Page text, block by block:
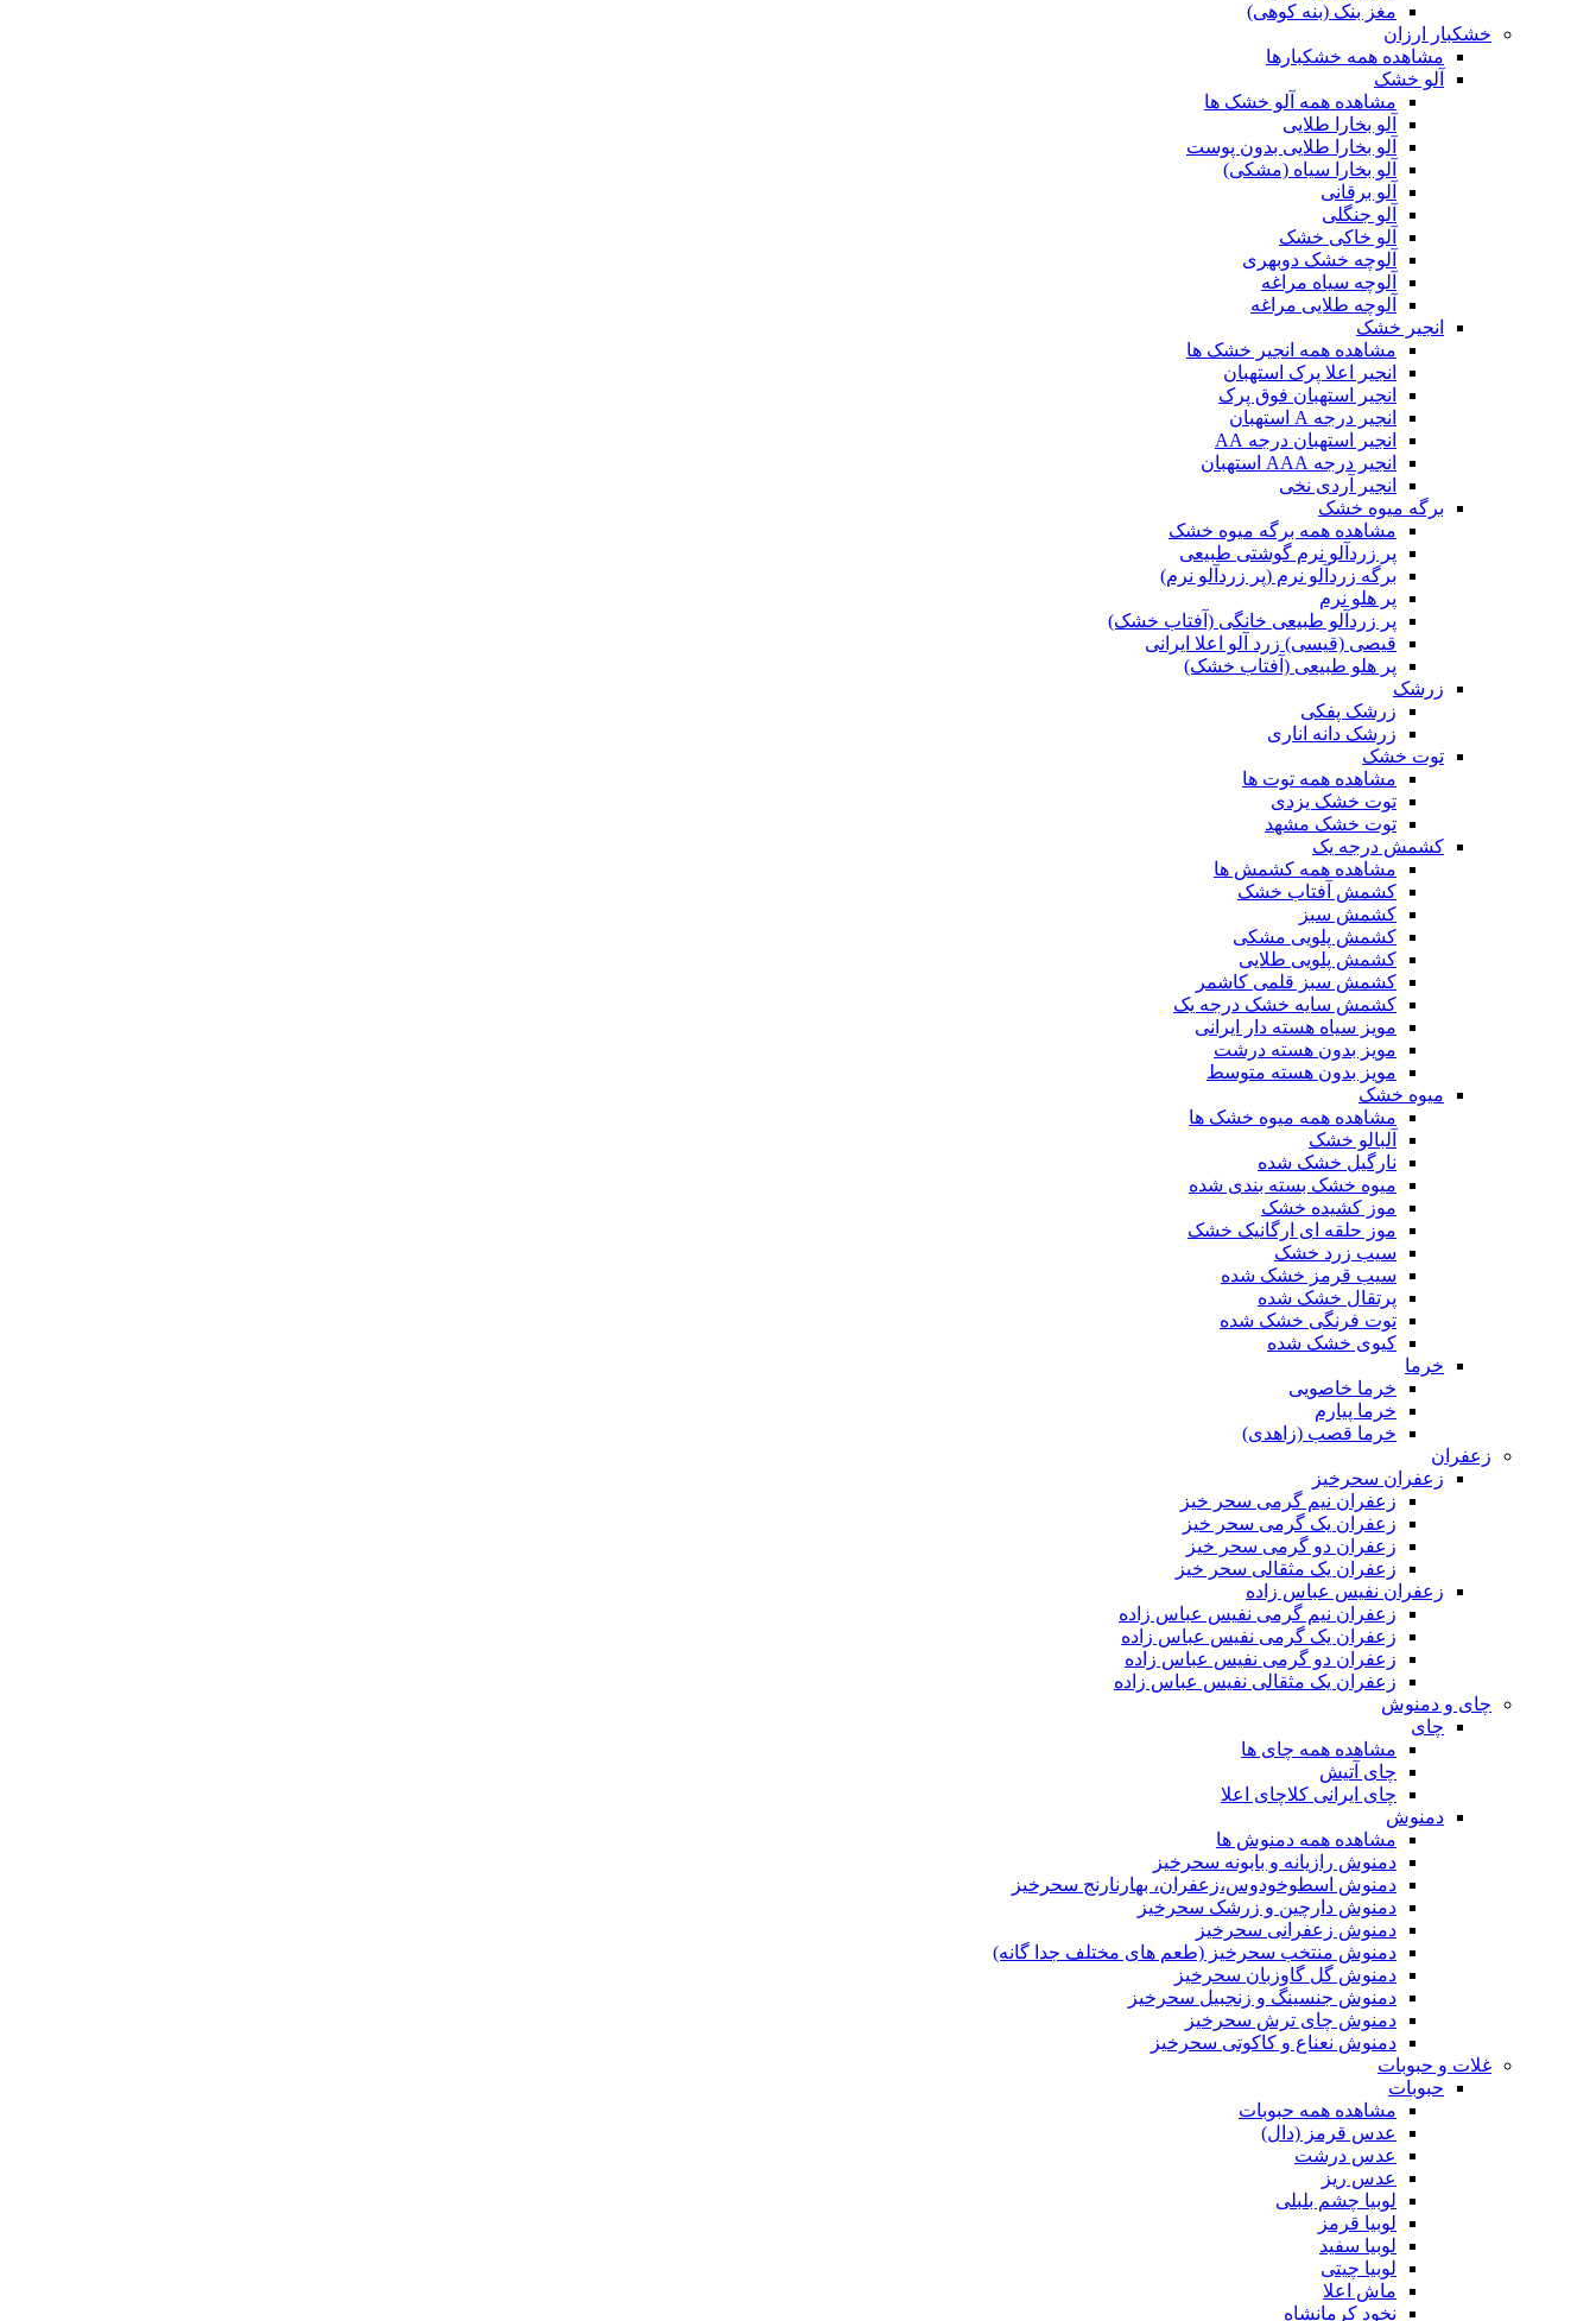
مغز بنک (بنه کوهی)
خشکبار ارزان
مشاهده همه خشکبارها
آلو خشک
مشاهده همه آلو خشک ها
آلو بخارا طلایی
آلو بخارا طلایی بدون پوست
آلو بخارا سیاه (مشکی)
آلو برقانی
آلو جنگلی
آلو خاکی خشک
آلوچه خشک دوبهری
آلوچه سیاه مراغه
آلوچه طلایی مراغه
انجیر خشک
مشاهده همه انجیر خشک ها
انجیر اعلا پرک استهبان
انجیر استهبان فوق پرک
انجیر درجه A استهبان
انجیر استهبان درجه AA
انجیر درجه AAA استهبان
انجیر آردی نخی
برگه میوه خشک
مشاهده همه برگه میوه خشک
پر زردآلو نرم گوشتی طبیعی
برگه زردآلو نرم (پر زردآلو نرم)
پر هلو نرم
پر زردآلو طبیعی خانگی (آفتاب خشک)
قیصی (قیسی) زرد آلو اعلا ایرانی
پر هلو طبیعی (آفتاب خشک)
زرشک
زرشک پفکی
زرشک دانه اناری
توت خشک
مشاهده همه توت ها
توت خشک یزدی
توت خشک مشهد
کشمش درجه یک
مشاهده همه کشمش ها
کشمش آفتاب خشک
کشمش سبز
کشمش پلویی مشکی
کشمش پلویی طلایی
کشمش سبز قلمی کاشمر
کشمش سایه خشک درجه یک
مویز سیاه هسته دار ایرانی
مویز بدون هسته درشت
مویز بدون هسته متوسط
میوه خشک
مشاهده همه میوه خشک ها
آلبالو خشک
نارگیل خشک شده
میوه خشک بسته بندی شده
موز کشیده خشک
موز حلقه ای ارگانیک خشک
سیب زرد خشک
سیب قرمز خشک شده
پرتقال خشک شده
توت فرنگی خشک شده
کیوی خشک شده
خرما
خرما خاصویی
خرما پیارم
خرما قصب (زاهدی)
زعفران
زعفران سحرخیز
زعفران نیم گرمی سحر خیز
زعفران یک گرمی سحر خیز
زعفران دو گرمی سحر خیز
زعفران یک مثقالی سحر خیز
زعفران نفیس عباس زاده
زعفران نیم گرمی نفیس عباس زاده
زعفران یک گرمی نفیس عباس زاده
زعفران دو گرمی نفیس عباس زاده
زعفران یک مثقالی نفیس عباس زاده
چای و دمنوش
چای
مشاهده همه چای ها
چای آتیش
چای ایرانی کلاچای اعلا
دمنوش
مشاهده همه دمنوش ها
دمنوش رازیانه و بابونه سحرخیز
دمنوش اسطوخودوس،زعفران، بهارنارنج سحرخیز
دمنوش دارچین و زرشک سحرخیز
دمنوش زعفرانی سحرخیز
دمنوش منتخب سحرخیز (طعم های مختلف جدا گانه)
دمنوش گل گاوزبان سحرخیز
دمنوش جنسینگ و زنجبیل سحرخیز
دمنوش چای ترش سحرخیز
دمنوش نعناع و کاکوتی سحرخیز
غلات و حبوبات
حبوبات
مشاهده همه حبوبات
عدس قرمز (دال)
عدس درشت
عدس ریز
لوبیا چشم بلبلی
لوبیا قرمز
لوبیا سفید
لوبیا چیتی
ماش اعلا
نخود کرمانشاه